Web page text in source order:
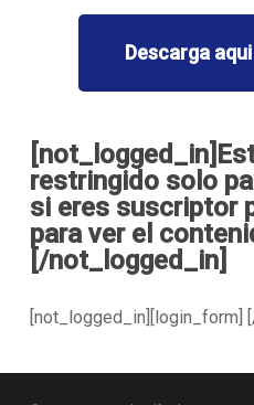
Descarga
restringido solo
si eres suscriptor
para ver el
[/not_logged_in]
[not_logged_in][login_form]